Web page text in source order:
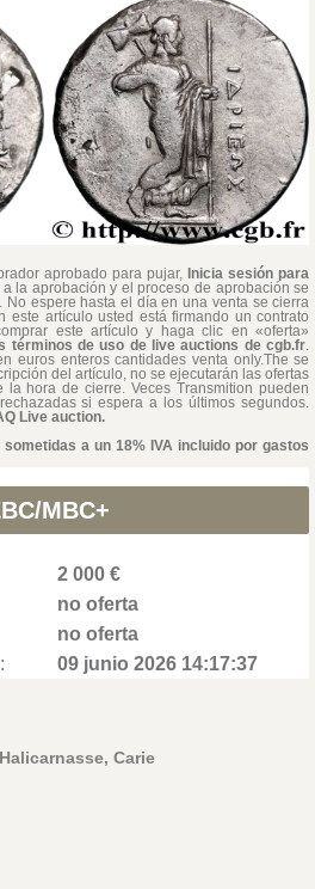
aprobado para pujar, Inicia sesión para
la aprobación y el proceso de aprobación se
espere hasta el día en una venta se cierra
este artículo usted está firmando un contrato
este artículo y haga clic en «oferta»
términos de uso de live auctions de cgb.fr.
euros enteros cantidades venta only.The se
del artículo, no se ejecutarán las ofertas
hora de cierre. Veces Transmition pueden
si espera a los últimos segundos.
Live auction.
a un 18% IVA incluido por gastos
MBC+
2 000 €
no oferta
no oferta
09 junio 2026 14:17:37
Halicarnasse, Carie